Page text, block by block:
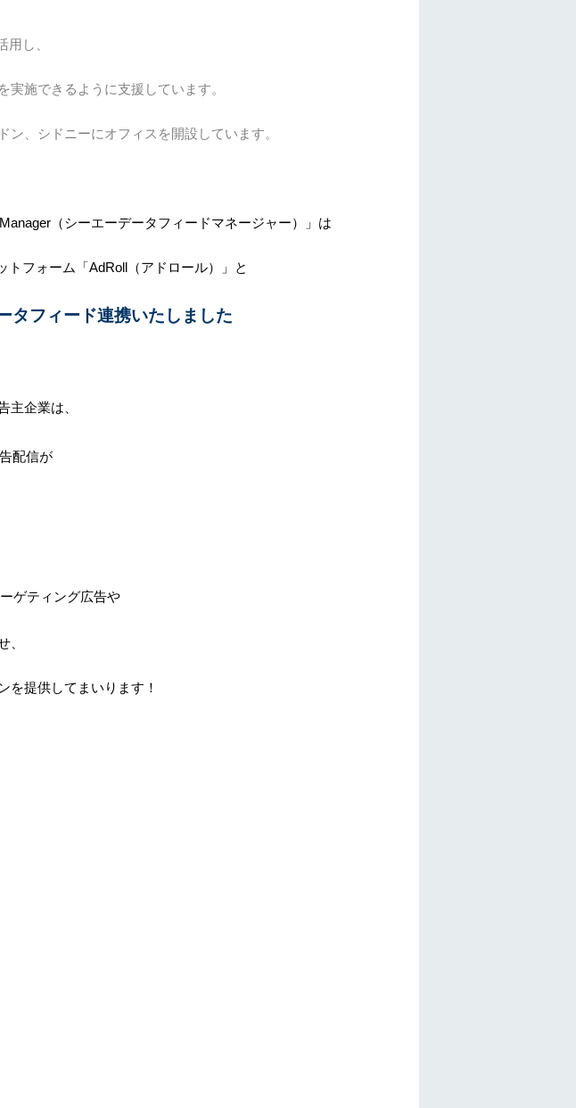
し、
施できるように支援しています。
、シドニーにオフィスを開設しています。
（シーエーデータフィードマネージャー）」は
フォーム「AdRoll（アドロール）」と
タフィード連携いたしました
主企業は、
配信が
ゲティング広告や
、
を提供してまいります！